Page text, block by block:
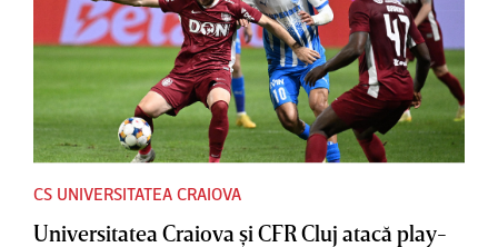
CS UNIVERSITATEA CRAIOVA
Universitatea Craiova şi CFR Cluj atacă play-